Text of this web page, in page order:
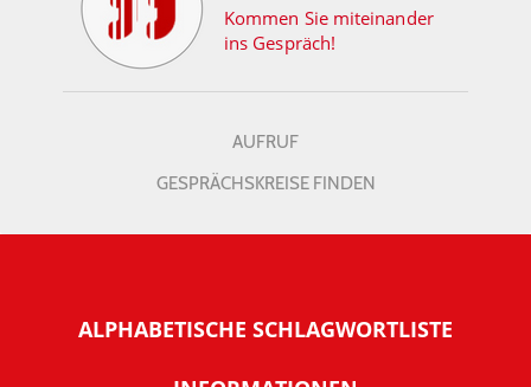
Kommen Sie miteinander
ins Gespräch!
AUFRUF
GESPRÄCHSKREISE FINDEN
ALPHABETISCHE SCHLAGWORTLISTE